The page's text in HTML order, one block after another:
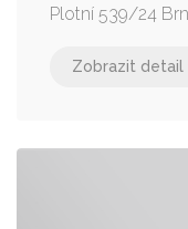
Plotní 539/24
Zobrazit detail